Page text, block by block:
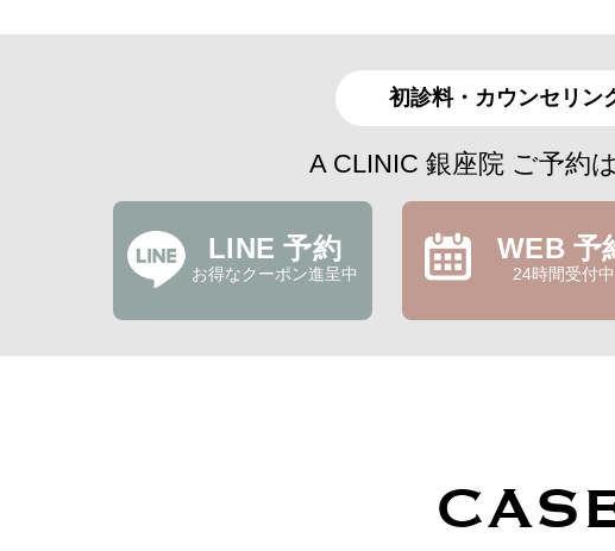
初診料・カウンセリン
A CLINIC 銀座院 ご予約
LINE 予約
お得なクーポン進呈中
WEB 予
24時間受付中